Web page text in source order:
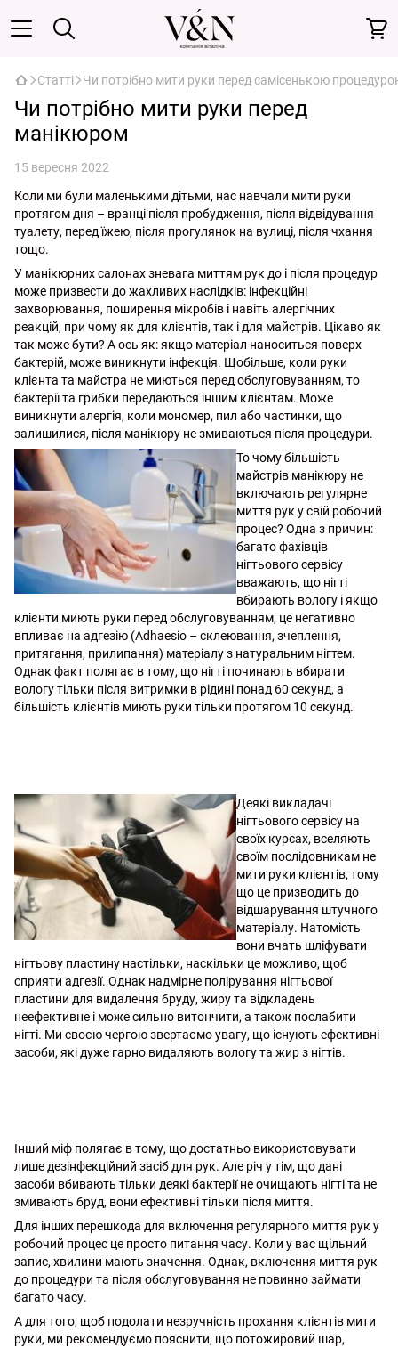
Статті Чи потрібно мити руки перед самісенькою
Чи потрібно мити руки перед
манікюром
15 вересня 2022
Коли ми були маленькими дітьми, нас навчали мити руки
протягом дня – вранці після пробудження, після відвідування
туалету, перед їжею, після прогулянок на вулиці, після чхання
тощо.
У манікюрних салонах зневага миттям рук до і після процедур
може призвести до жахливих наслідків: інфекційні
захворювання, поширення мікробів і навіть алергічних
реакцій, при чому як для клієнтів, так і для майстрів. Цікаво як
так може бути? А ось як: якщо матеріал наноситься поверх
бактерій, може виникнути інфекція. Щобільше, коли руки
клієнта та майстра не миються перед обслуговуванням, то
бактерії та грибки передаються іншим клієнтам. Може
виникнути алергія, коли мономер, пил або частинки, що
залишилися, після манікюру не змиваються після процедури.
То чому більшість
майстрів манікюру не
включають регулярне
миття рук у свій робочий
процес? Одна з причин:
багато фахівців
нігтьового сервісу
вважають, що нігті
вбирають вологу і якщо
клієнти миють руки перед обслуговуванням, це негативно
впливає на адгезію (Adhaesio – склеювання, зчеплення,
притягання, прилипання) матеріалу з натуральним нігтем.
Однак факт полягає в тому, що нігті починають вбирати
вологу тільки після витримки в рідині понад 60 секунд, а
більшість клієнтів миють руки тільки протягом 10 секунд.
Деякі викладачі
нігтьового сервісу на
своїх курсах, вселяють
своїм послідовникам не
мити руки клієнтів, тому
що це призводить до
відшарування штучного
матеріалу. Натомість
вони вчать шліфувати
нігтьову пластину настільки, наскільки це можливо, щоб
сприяти адгезії. Однак надмірне полірування нігтьової
пластини для видалення бруду, жиру та відкладень
неефективне і може сильно витончити, а також послабити
нігті. Ми своєю чергою звертаємо увагу, що існують ефективні
засоби, які дуже гарно видаляють вологу та жир з нігтів.
Інший міф полягає в тому, що достатньо використовувати
лише дезінфекційний засіб для рук. Але річ у тім, що дані
засоби вбивають тільки деякі бактерії не очищають нігті та не
змивають бруд, вони ефективні тільки після миття.
Для інших перешкода для включення регулярного миття рук у
робочий процес це просто питання часу. Коли у вас щільний
запис, хвилини мають значення. Однак, включення миття рук
до процедури та після обслуговування не повинно займати
багато часу.
А для того, щоб подолати незручність прохання клієнтів мити
руки, ми рекомендуємо пояснити, що потожировий шар,